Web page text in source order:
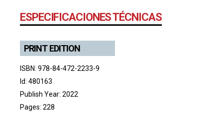
ESPECIFICACIONES TÉCNICAS
PRINT EDITION
ISBN: 978-84-472-2233-9
Id: 480163
Publish Year: 2022
Pages: 228